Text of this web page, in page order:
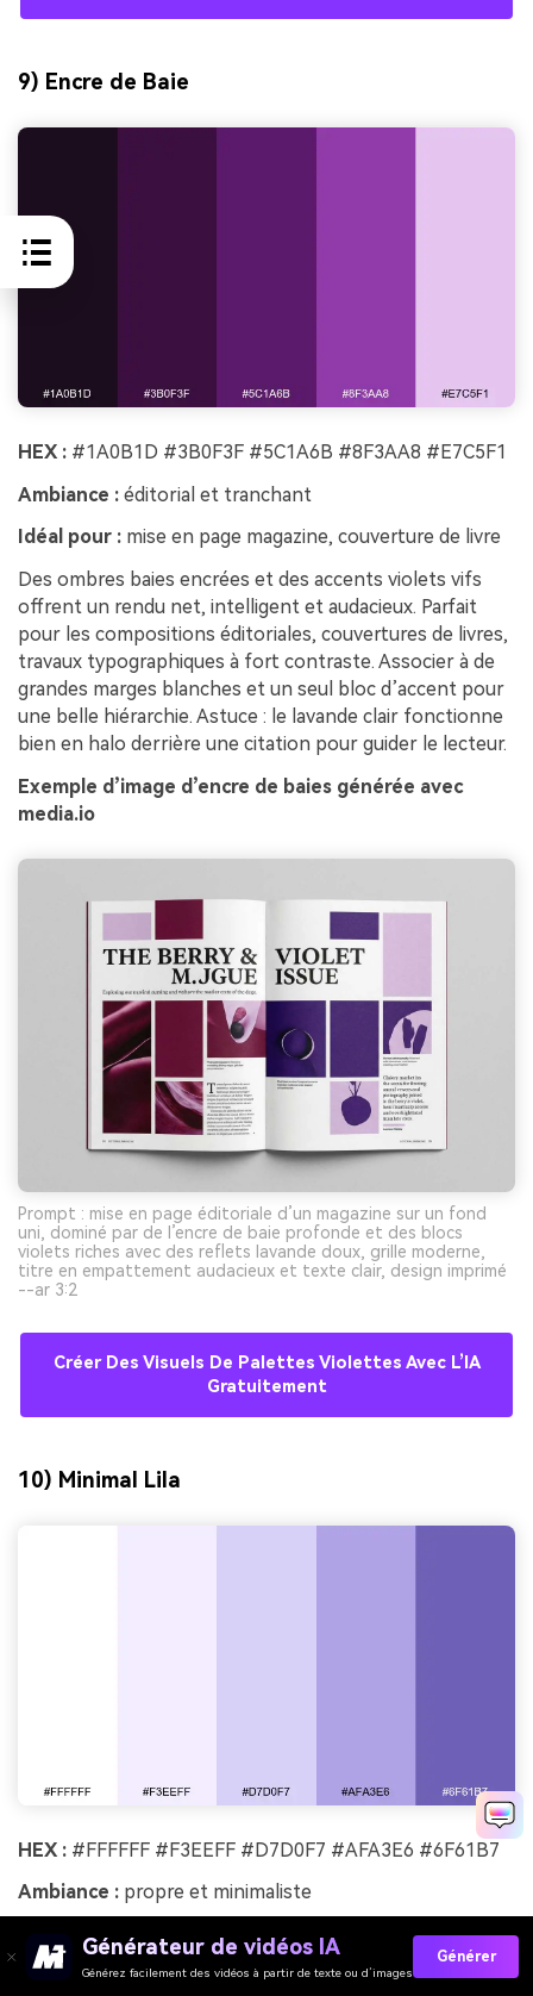
9) Encre de Baie
HEX : #1A0B1D #3B0F3F #5C1A6B #8F3AA8 #E7C5F1
Ambiance : éditorial et tranchant
Idéal pour : mise en page magazine, couverture de livre
Des ombres baies encrées et des accents violets vifs
offrent un rendu net, intelligent et audacieux. Parfait
pour les compositions éditoriales, couvertures de livres,
travaux typographiques à fort contraste. Associer à de
grandes marges blanches et un seul bloc d’accent pour
une belle hiérarchie. Astuce : le lavande clair fonctionne
bien en halo derrière une citation pour guider le lecteur.
Exemple d’image d’encre de baies générée avec
media.io
Prompt : mise en page éditoriale d’un magazine sur un fond
uni, dominé par de l’encre de baie profonde et des blocs
violets riches avec des reflets lavande doux, grille moderne,
titre en empattement audacieux et texte clair, design imprimé
--ar 3:2
Créer Des Visuels De Palettes Violettes Avec L’IA
Gratuitement
10) Minimal Lila
HEX : #FFFFFF #F3EEFF #D7D0F7 #AFA3E6 #6F61B7
Ambiance : propre et minimaliste
Idéal pour :
onboarding d’application, interface produit
Les teintes lilas claires et les dégradés doux évoquent la
Générateur de vidéos IA
Générez facilement des vidéos à partir de texte ou d’images
Générer